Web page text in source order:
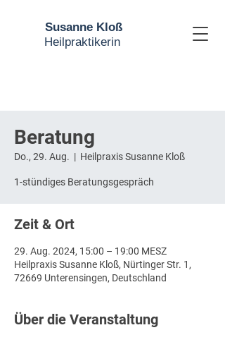
Susanne Kloß
Heilpraktikerin
Beratung
Do., 29. Aug.
  |
Heilpraxis Susanne Kloß
1-stündiges Beratungsgespräch
Zeit & Ort
29. Aug. 2024, 15:00 – 19:00 MESZ
Heilpraxis Susanne Kloß, Nürtinger Str. 1,
72669 Unterensingen, Deutschland
Über die Veranstaltung